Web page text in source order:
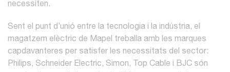
necessiten.
Sent el punt d’unió entre la tecnologia i la indústria, el
magatzem elèctric de Mapel treballa amb les marques
capdavanteres per satisfer les necessitats del sector:
Philips, Schneider Electric, Simon, Top Cable i BJC són